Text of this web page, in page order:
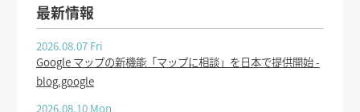
最新情報
2026.08.07 Fri
Google マップの新機能「マップに相談」を日本で提供開始 -
blog.google
2026.08.10 Mon